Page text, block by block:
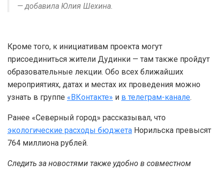
— добавила Юлия Шехина.
Кроме того, к инициативам проекта могут
присоединиться жители Дудинки — там также пройдут
образовательные лекции. Обо всех ближайших
мероприятиях, датах и местах их проведения можно
узнать в группе «ВКонтакте» и в телеграм-канале.
Ранее «Северный город» рассказывал, что
экологические расходы бюджета Норильска превысят
764 миллиона рублей.
Следить за новостями также удобно в совместном